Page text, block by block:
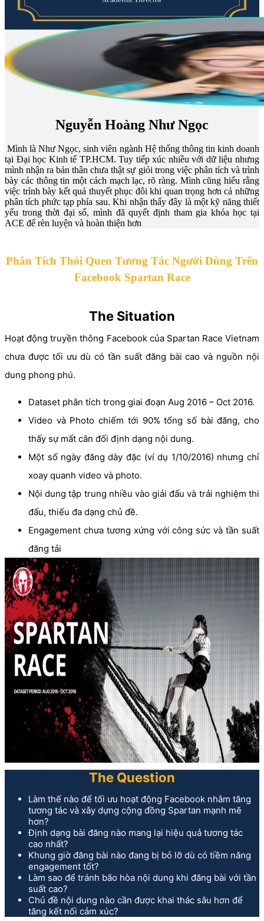
Nguyễn Hoàng Như Ngọc
Mình là Như Ngọc, sinh viên ngành Hệ thống thông tin kinh doanh
tại Đại học Kinh tế TP.HCM. Tuy tiếp xúc nhiều với dữ liệu nhưng
mình nhận ra bản thân chưa thật sự giỏi trong việc phân tích và trình
bày các thông tin một cách mạch lạc, rõ ràng. Mình cũng hiểu rằng
việc trình bày kết quả thuyết phục đôi khi quan trọng hơn cả những
phân tích phức tạp phía sau. Khi nhận thấy đây là một kỹ năng thiết
yếu trong thời đại số, mình đã quyết định tham gia khóa học tại
ACE để rèn luyện và hoàn thiện hơn
Phân Tích Thói Quen Tương Tác Người Dùng Trên
Facebook Spartan Race
The Situation
Hoạt động truyền thông Facebook của Spartan Race Vietnam
chưa được tối ưu dù có tần suất đăng bài cao và nguồn nội
dung phong phú.
Dataset phân tích trong giai đoạn Aug 2016 – Oct 2016.
Video và Photo chiếm tới 90% tổng số bài đăng, cho
thấy sự mất cân đối định dạng nội dung.
Một số ngày đăng dày đặc (ví dụ 1/10/2016) nhưng chỉ
xoay quanh video và photo.
Nội dung tập trung nhiều vào giải đấu và trải nghiệm thi
đấu, thiếu đa dạng chủ đề.
Engagement chưa tương xứng với công sức và tần suất
đăng tải
The Question
Làm thế nào để tối ưu hoạt động Facebook nhằm tăng
tương tác và xây dựng cộng đồng Spartan mạnh mẽ
hơn?
Định dạng bài đăng nào mang lại hiệu quả tương tác
cao nhất?
Khung giờ đăng bài nào đang bị bỏ lỡ dù có tiềm năng
engagement tốt?
Làm sao để tránh bão hòa nội dung khi đăng bài với tần
suất cao?
Chủ đề nội dung nào cần được khai thác sâu hơn để
tăng kết nối cảm xúc?